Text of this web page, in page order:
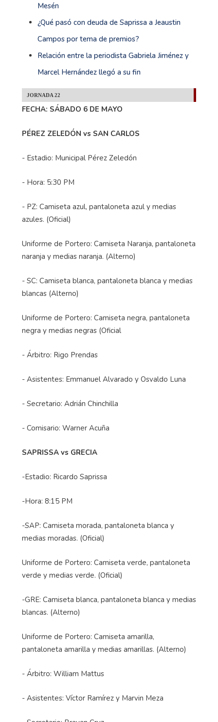
Mesén
¿Qué pasó con deuda de Saprissa a Jeaustin
Campos por tema de premios?
Relación entre la periodista Gabriela Jiménez y
Marcel Hernández llegó a su fin
JORNADA 22
FECHA: SÁBADO 6 DE MAYO
PÉREZ ZELEDÓN vs SAN CARLOS
- Estadio: Municipal Pérez Zeledón
- Hora: 5:30 PM
- PZ: Camiseta azul, pantaloneta azul y medias
azules. (Oficial)
Uniforme de Portero: Camiseta Naranja, pantaloneta
naranja y medias naranja. (Alterno)
- SC: Camiseta blanca, pantaloneta blanca y medias
blancas (Alterno)
Uniforme de Portero: Camiseta negra, pantaloneta
negra y medias negras (Oficial
- Árbitro: Rigo Prendas
- Asistentes: Emmanuel Alvarado y Osvaldo Luna
- Secretario: Adrián Chinchilla
- Comisario: Warner Acuña
SAPRISSA vs GRECIA
-Estadio: Ricardo Saprissa
-Hora: 8:15 PM
-SAP: Camiseta morada, pantaloneta blanca y
medias moradas. (Oficial)
Uniforme de Portero: Camiseta verde, pantaloneta
verde y medias verde. (Oficial)
-GRE: Camiseta blanca, pantaloneta blanca y medias
blancas. (Alterno)
Uniforme de Portero: Camiseta amarilla,
pantaloneta amarilla y medias amarillas. (Alterno)
- Árbitro: William Mattus
- Asistentes: Víctor Ramírez y Marvin Meza